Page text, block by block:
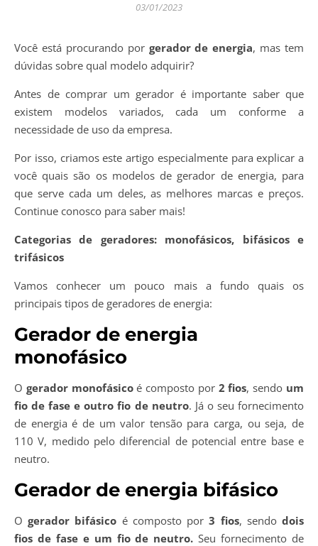
03/01/2023
Você está procurando por gerador de energia, mas tem
dúvidas sobre qual modelo adquirir?
Antes de comprar um gerador é importante saber que
existem modelos variados, cada um conforme a
necessidade de uso da empresa.
Por isso, criamos este artigo especialmente para explicar a
você quais são os modelos de gerador de energia, para
que serve cada um deles, as melhores marcas e preços.
Continue conosco para saber mais!
Categorias de geradores: monofásicos, bifásicos e
trifásicos
Vamos conhecer um pouco mais a fundo quais os
principais tipos de geradores de energia:
Gerador de energia
monofásico
O gerador monofásicoé composto por 2 fios, sendo um
fio de fase e outro fio de neutro. Já o seu fornecimento
de energia é de um valor tensão para carga, ou seja, de
110 V, medido pelo diferencial de potencial entre base e
neutro.
Gerador de energia bifásico
Ogerador bifásico é composto por3 fios, sendodois
fios de fase e um fio de neutro.Seu fornecimento de